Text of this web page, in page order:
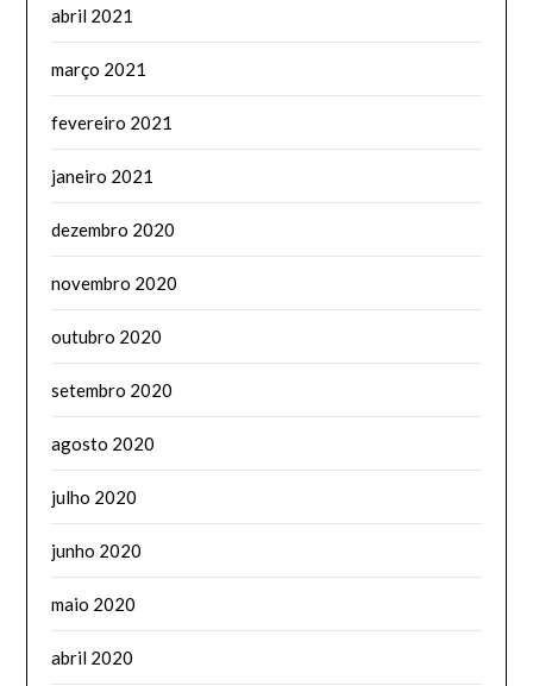
abril 2021
março 2021
fevereiro 2021
janeiro 2021
dezembro 2020
novembro 2020
outubro 2020
setembro 2020
agosto 2020
julho 2020
junho 2020
maio 2020
abril 2020